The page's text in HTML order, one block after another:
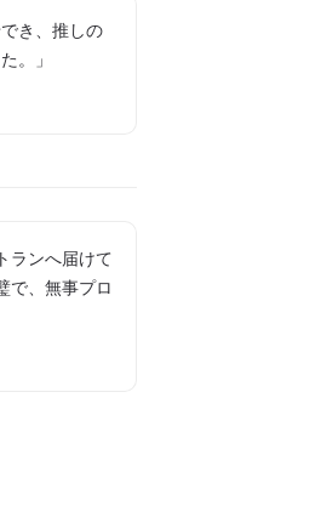
き、推しの
。」
ランへ届けて
で、無事プロ